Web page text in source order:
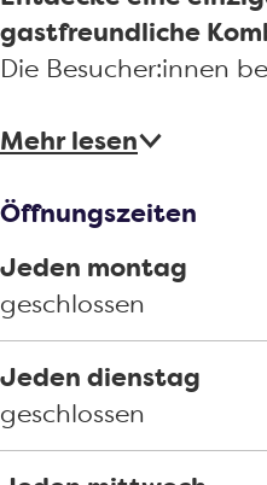
gastfreundliche
Die Besucher:innen
Mehr lesen
Öffnungszeiten
Jeden montag
geschlossen
Jeden dienstag
geschlossen